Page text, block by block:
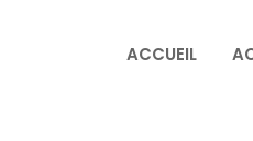
ACCUEIL